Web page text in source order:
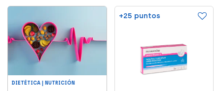
DIETÉTICA | NUTRICIÓN
+25 puntos